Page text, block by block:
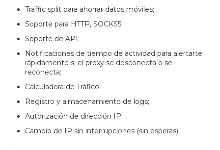
Traffic split para ahorrar datos móviles;
Soporte para HTTP, SOCKS5;
Soporte de API;
Notificaciones de tiempo de actividad para alertarte
rápidamente si el proxy se desconecta o se
reconecta;
Calculadora de Tráfico;
Registro y almacenamiento de logs;
Autorización de dirección IP;
Cambio de IP sin interrupciones (sin esperas).